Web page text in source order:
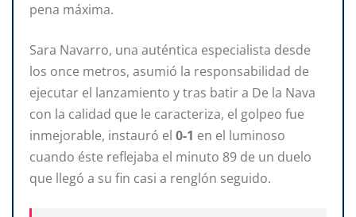
pena máxima.
Sara Navarro, una auténtica especialista desde
los once metros, asumió la responsabilidad de
ejecutar el lanzamiento y tras batir a De la Nava
con la calidad que le caracteriza, el golpeo fue
inmejorable, instauró el 0-1 en el luminoso
cuando éste reflejaba el minuto 89 de un duelo
que llegó a su fin casi a renglón seguido.